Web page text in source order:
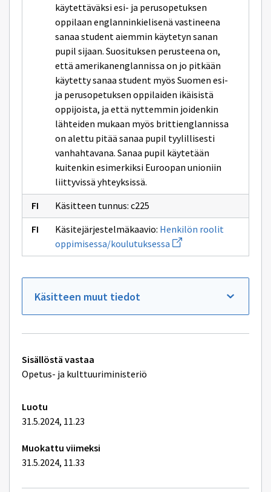
käytettäväksi esi- ja perusopetuksen
oppilaan englanninkielisenä vastineena
sanaa student aiemmin käytetyn sanan
pupil sijaan. Suosituksen perusteena on,
että amerikanenglannissa on jo pitkään
käytetty sanaa student myös Suomen esi-
ja perusopetuksen oppilaiden ikäisistä
oppijoista, ja että nyttemmin joidenkin
lähteiden mukaan myös brittienglannissa
on alettu pitää sanaa pupil tyylillisesti
vanhahtavana. Sanaa pupil käytetään
kuitenkin esimerkiksi Euroopan unioniin
liittyvissä yhteyksissä.
Käsitteen tunnus: c225
Käsitejärjestelmäkaavio: Henkilön roolit
oppimisessa/koulutuksessa Avaa
uuden
ikkunan
Henkilön
oppimisessa/
Käsitteen muut tiedot
Tekniset
lisätiedot
Sisällöstä vastaa
Opetus- ja kulttuuriministeriö
Luotu
31.5.2024, 11.23
Muokattu viimeksi
31.5.2024, 11.33